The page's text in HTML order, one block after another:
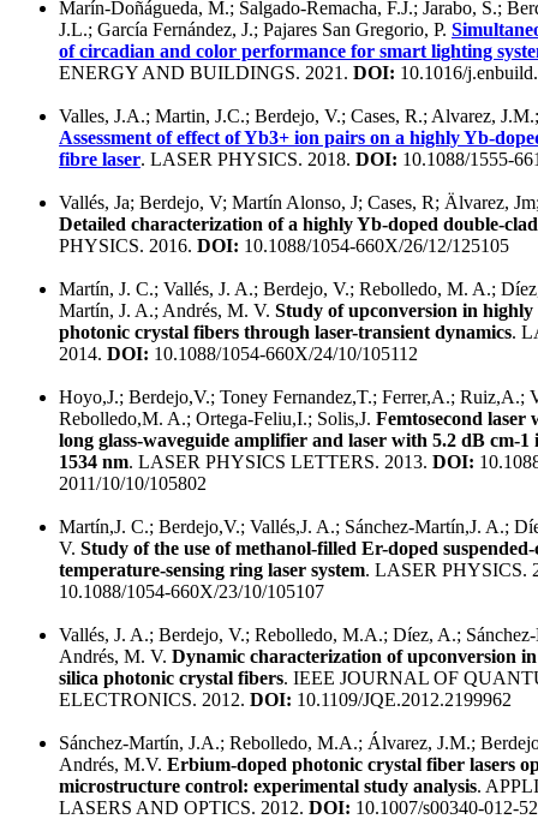
Marín-Doñágueda, M.; Salgado-Remacha, F.J.; Jarabo, S.;
J.L.; García Fernández, J.; Pajares San Gregorio, P.
of circadian and color performance for smart lighting
ENERGY AND BUILDINGS. 2021. DOI: 10.1016/
Valles, J.A.; Martin, J.C.; Berdejo, V.; Cases, R.; Alvarez,
Assessment of effect of Yb3+ ion pairs on a highly Yb-
fibre laser. LASER PHYSICS. 2018. DOI: 10.1088/1555-
Vallés, Ja; Berdejo, V; Martín Alonso, J; Cases, R; Älvarez,
Detailed characterization of a highly Yb-doped double-
PHYSICS. 2016. DOI: 10.1088/1054-660X/26/12/125105
Martín, J. C.; Vallés, J. A.; Berdejo, V.; Rebolledo, M. A.;
Martín, J. A.; Andrés, M. V. Study of upconversion in highly
photonic crystal fibers through laser-transient dynamics.
2014. DOI: 10.1088/1054-660X/24/10/105112
Hoyo,J.; Berdejo,V.; Toney Fernandez,T.; Ferrer,A.; Ruiz,A.;
Rebolledo,M. A.; Ortega-Feliu,I.; Solis,J. Femtosecond laser
long glass-waveguide amplifier and laser with 5.2 dB cm-
1534 nm. LASER PHYSICS LETTERS. 2013. DOI:
2011/10/10/105802
Martín,J. C.; Berdejo,V.; Vallés,J. A.; Sánchez-Martín,J. A.;
V. Study of the use of methanol-filled Er-doped
temperature-sensing ring laser system. LASER PHYSICS.
10.1088/1054-660X/23/10/105107
Vallés, J. A.; Berdejo, V.; Rebolledo, M.A.; Díez, A.;
Andrés, M. V. Dynamic characterization of upconversion
silica photonic crystal fibers. IEEE JOURNAL OF
ELECTRONICS. 2012. DOI: 10.1109/JQE.2012.2199962
Sánchez-Martín, J.A.; Rebolledo, M.A.; Álvarez, J.M.;
Andrés, M.V. Erbium-doped photonic crystal fiber lasers
microstructure control: experimental study analysis.
LASERS AND OPTICS. 2012. DOI: 10.1007/s00340-012-